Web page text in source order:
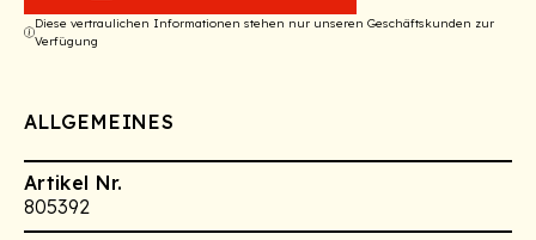
Diese vertraulichen Informationen stehen nur unseren Geschäftskunden zur
Verfügung
ALLGEMEINES
Artikel Nr.
805392